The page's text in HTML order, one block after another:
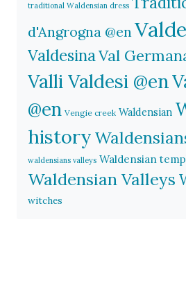
traditional Waldensian dress
d'Angrogna @en
ValdesinaVal
Valli Valdesi @en
@en Vengie creek Waldensian
history
waldensians valleys Waldensian
Waldensian Valleys
witches